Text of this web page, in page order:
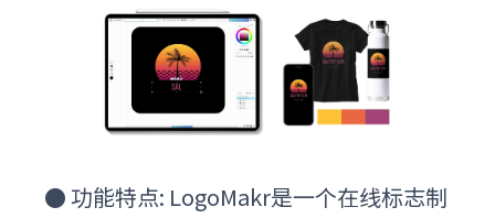
● 功能特点: LogoMakr是一个在线标志制